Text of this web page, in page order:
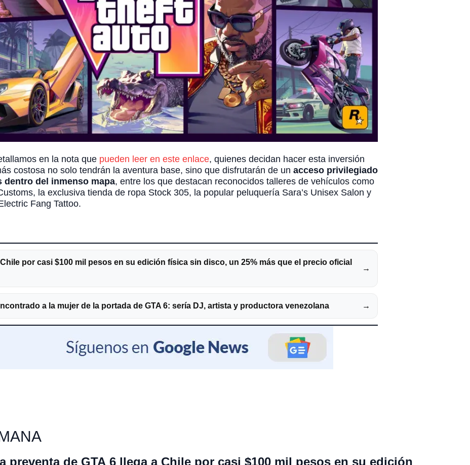
en la nota que pueden leer en este enlace, quienes decidan hacer esta inversión
costosa no solo tendrán la aventura base, sino que disfrutarán de un acceso privilegiado
del inmenso mapa, entre los que destacan reconocidos talleres de vehículos como
la exclusiva tienda de ropa Stock 305, la popular peluquería Sara’s Unisex Salon y
Fang Tattoo.
por casi $100 mil pesos en su edición física sin disco, un 25% más que el precio oficial
→
a la mujer de la portada de GTA 6: sería DJ, artista y productora venezolana →
preventa de GTA 6 llega a Chile por casi $100 mil pesos en su edición